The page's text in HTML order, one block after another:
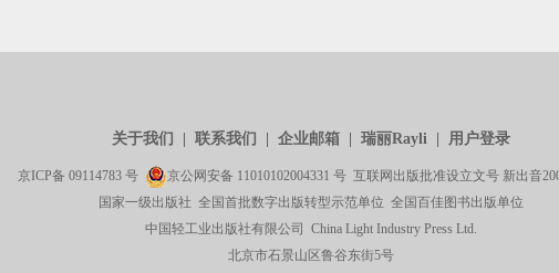
关于我们 联系我们 企业邮箱 瑞丽Rayli 用户登录
京ICP备 09114783 号 京公网安备 11010102004331 号 互联网出版批准设立文号 新出音
国家一级出版社 全国首批数字出版转型示范单位 全国百佳图书出版单位
中国轻工业出版社有限公司 China Light Industry Press Ltd.
北京市石景山区鲁谷东街5号